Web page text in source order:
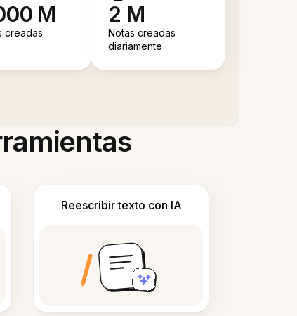
M
creadas
2 M
Notas creadas
diariamente
Reescribir texto con IA